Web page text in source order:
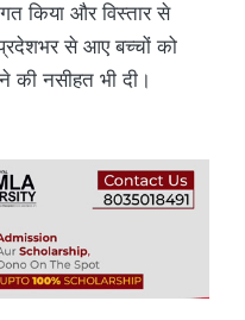
किया और विस्तार से
प्रदेशभर से आए बच्चों को
की नसीहत भी दी।